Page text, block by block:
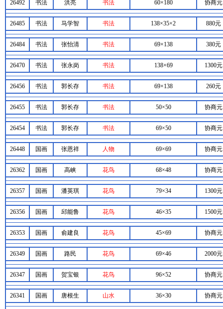
26492 书法 洪亮 书法 60×180 协商元
26485 书法 马学智 书法 138×35×2 880元
26484 书法 张怡清 书法 69×138 380元
26470 书法 张永岗 书法 138×69 1300元
26456 书法 郭长存 书法 69×138 260元
26455 书法 郭长存 书法 50×50 协商元
26454 书法 郭长存 书法 69×50 协商元
26448 国画 张恩祥 人物 69×69 协商元
26362 国画 高峡 花鸟 68×48 协商元
26357 国画 潘英琪 花鸟 79×34 1300元
26356 国画 邱能鲁 花鸟 46×35 1500元
26353 国画 俞建良 花鸟 45×69 协商元
26349 国画 路民 花鸟 69×46 2000元
26347 国画 贺宝银 花鸟 96×52 协商元
26341 国画 唐根生 山水 36×30 协商元